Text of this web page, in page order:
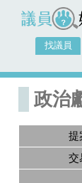
議員好好看
找議員
首頁
政治
提
交